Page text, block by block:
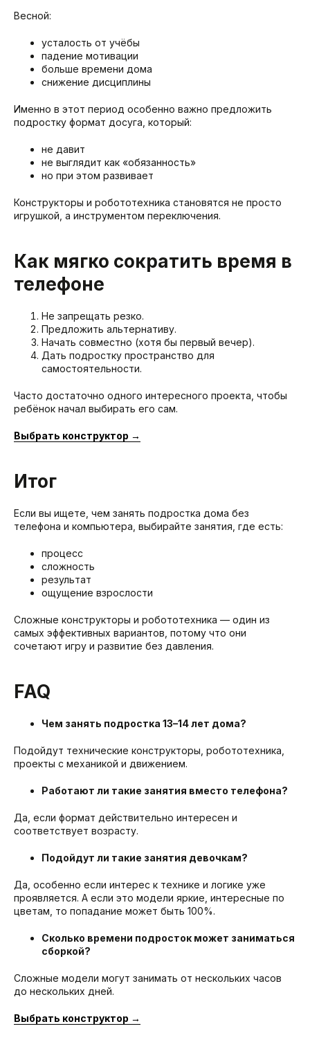
Весной:
усталость от учёбы
падение мотивации
больше времени дома
снижение дисциплины
Именно в этот период особенно важно предложить
подростку формат досуга, который:
не давит
не выглядит как «обязанность»
но при этом развивает
Конструкторы и робототехника становятся не просто
игрушкой, а инструментом переключения.
Как мягко сократить время в
телефоне
Не запрещать резко.
Предложить альтернативу.
Начать совместно (хотя бы первый вечер).
Дать подростку пространство для
самостоятельности.
Часто достаточно одного интересного проекта, чтобы
ребёнок начал выбирать его сам.
Выбрать конструктор →
Итог
Если вы ищете, чем занять подростка дома без
телефона и компьютера, выбирайте занятия, где есть:
процесс
сложность
результат
ощущение взрослости
Сложные конструкторы и робототехника — один из
самых эффективных вариантов, потому что они
сочетают игру и развитие без давления.
FAQ
Чем занять подростка 13–14 лет дома?
Подойдут технические конструкторы, робототехника,
проекты с механикой и движением.
Работают ли такие занятия вместо телефона?
Да, если формат действительно интересен и
соответствует возрасту.
Подойдут ли такие занятия девочкам?
Да, особенно если интерес к технике и логике уже
проявляется. А если это модели яркие, интересные по
цветам, то попадание может быть 100%.
Сколько времени подросток может заниматься
сборкой?
Сложные модели могут занимать от нескольких часов
до нескольких дней.
Выбрать конструктор →